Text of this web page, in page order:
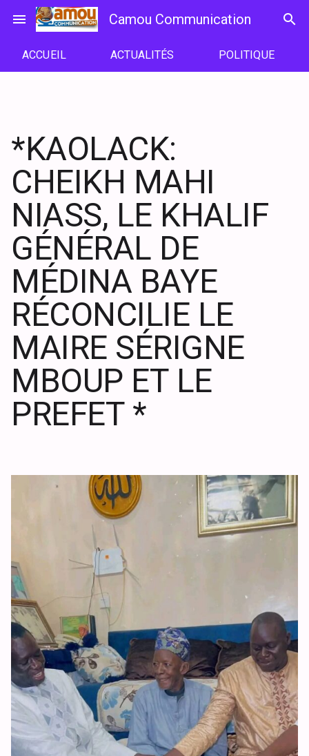
menu Camou Communication search
ACCUEIL ACTUALITÉS POLITIQUE
*KAOLACK:
CHEIKH MAHI
NIASS, LE KHALIF
GÉNÉRAL DE
MÉDINA BAYE
RÉCONCILIE LE
MAIRE SÉRIGNE
MBOUP ET LE
PREFET *